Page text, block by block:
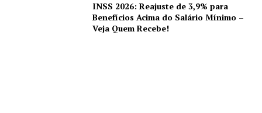
INSS 2026: Reajuste de 3,9% para
Benefícios Acima do Salário Mínimo –
Veja Quem Recebe!